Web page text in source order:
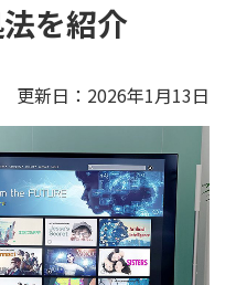
を紹介
更新日：2026年1月13日